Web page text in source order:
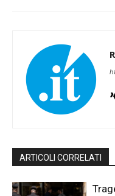
ARTICOLI CORRELATI